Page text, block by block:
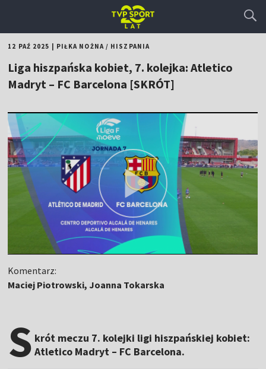
12 PAŹ 2025 PIŁKA NOŻNA/ HISZPANIA
Liga hiszpańska kobiet, 7. kolejka: Atletico
Madryt – FC Barcelona [SKRÓT]
Komentarz:
Maciej Piotrowski, Joanna Tokarska
S krót meczu 7. kolejki ligi hiszpańskiej kobiet:
Atletico Madryt – FC Barcelona.